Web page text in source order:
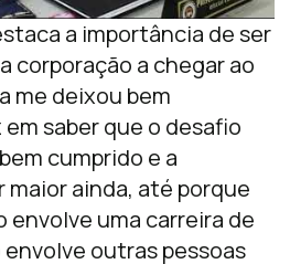
a importância de ser
corporação a chegar ao
me deixou bem
saber que o desafio
cumprido e a
maior ainda, até porque
envolve uma carreira de
outras pessoas